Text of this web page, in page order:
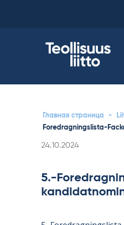
Главная страница -
Foredragningslista-
Kirjoitettu
24.10.2024
5.-